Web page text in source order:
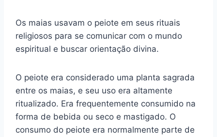
Os maias usavam o peiote em seus rituais
religiosos para se comunicar com o mundo
espiritual e buscar orientação divina.
O peiote era considerado uma planta sagrada
entre os maias, e seu uso era altamente
ritualizado. Era frequentemente consumido na
forma de bebida ou seco e mastigado. O
consumo do peiote era normalmente parte de